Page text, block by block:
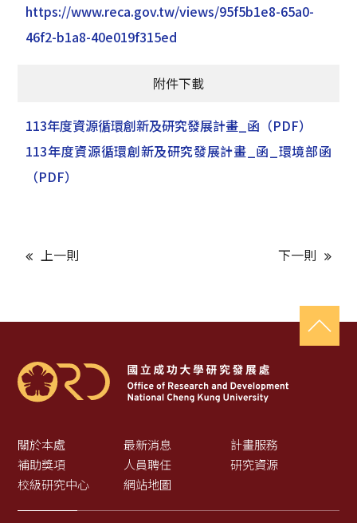
https://www.reca.gov.tw/views/95f5b1e8-65a0-
46f2-b1a8-40e019f315ed
附件下載
113年度資源循環創新及研究發展計畫_函 （PDF）
113年度資源循環創新及研究發展計畫_函_環境部函
（PDF）
上一則 下一則
關於本處 最新消息
計畫服務
補助獎項
人員聘任
研究資源
校級研究中心
網站地圖